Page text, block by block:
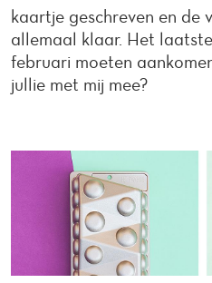
kaartje geschreven en de
allemaal klaar. Het
februari moeten
jullie met mij mee?